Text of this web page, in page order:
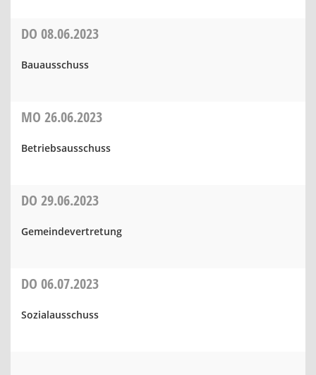
DO 08.06.2023
Bauausschuss
MO 26.06.2023
Betriebsausschuss
DO 29.06.2023
Gemeindevertretung
DO 06.07.2023
Sozialausschuss